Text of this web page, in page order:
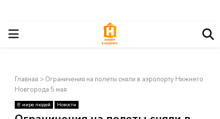
О
Н
О
Главная > Ограничения на полеты сняли в аэропорту Нижнего
Новгорода 5 мая
В мире людей Новости